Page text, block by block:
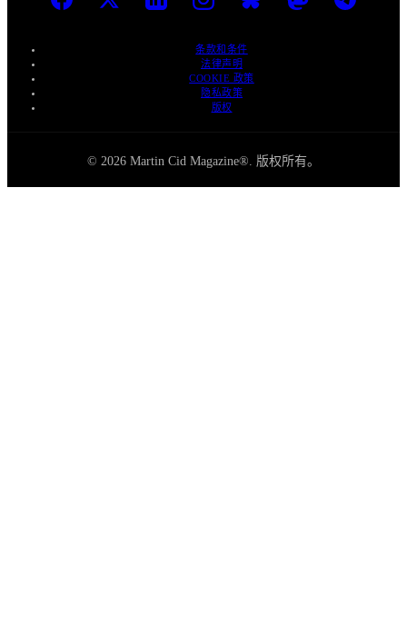
条款和条件
法律声明
COOKIE 政策
隐私政策
版权
© 2026 Martin Cid Magazine®. 版权所有。